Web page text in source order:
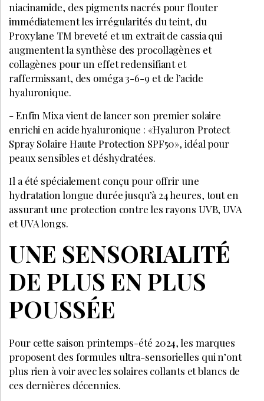
niacinamide, des pigments nacrés pour flouter
immédiatement les irrégularités du teint, du
Proxylane TM breveté et un extrait de cassia qui
augmentent la synthèse des procollagènes et
collagènes pour un effet redensifiant et
raffermissant, des oméga 3-6-9 et de l’acide
hyaluronique.
- Enfin Mixa vient de lancer son premier solaire
enrichi en acide hyaluronique : «Hyaluron Protect
Spray Solaire Haute Protection SPF50», idéal pour
peaux sensibles et déshydratées.
Il a été spécialement conçu pour offrir une
hydratation longue durée jusqu’à 24 heures, tout en
assurant une protection contre les rayons UVB, UVA
et UVA longs.
UNE SENSORIALITÉ
DE PLUS EN PLUS
POUSSÉE
Pour cette saison printemps-été 2024, les marques
proposent des formules ultra-sensorielles qui n’ont
plus rien à voir avec les solaires collants et blancs de
ces dernières décennies.